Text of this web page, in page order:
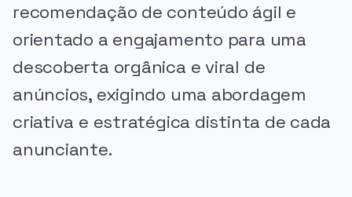
recomendação de conteúdo ágil e
orientado a engajamento para uma
descoberta orgânica e viral de
anúncios, exigindo uma abordagem
criativa e estratégica distinta de cada
anunciante.